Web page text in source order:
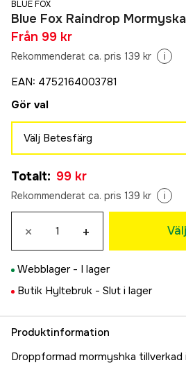
BLUE FOX
Blue Fox Raindrop Mormyska
Från 99 kr
Rekommenderat ca. pris 139 kr i
EAN: 4752164003781
Gör val
Välj Betesfärg
99 kr
Svart/Grön
99 kr
Svart/Röd
99 kr
Svart/Ljus
Svart/Gul
119 kr
Totalt: 99 kr
Rekommenderat ca. pris 139 kr i
× +
Webblager - I lager
Butik Hyltebruk - Slut i lager
Produktinformation
Droppformad mormyshka